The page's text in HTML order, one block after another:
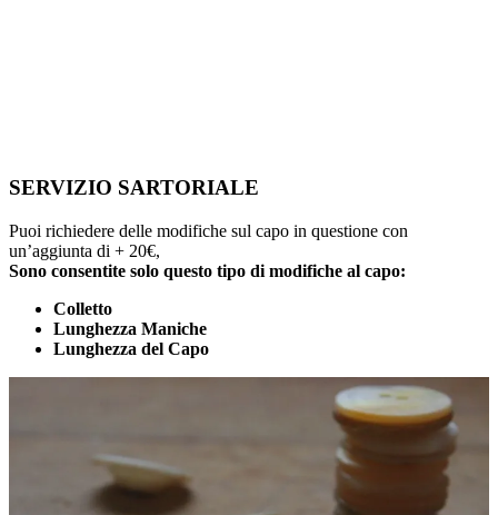
SERVIZIO SARTORIALE
Puoi richiedere delle modifiche sul capo in questione con
un’aggiunta di + 20€,
Sono consentite solo questo tipo di modifiche al capo:
Colletto
Lunghezza Maniche
Lunghezza del Capo